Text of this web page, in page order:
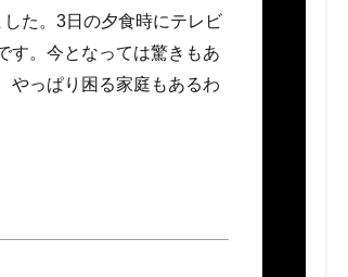
た。3日の夕食時にテレビ
す。今となっては驚きもあ
やっぱり困る家庭もあるわ